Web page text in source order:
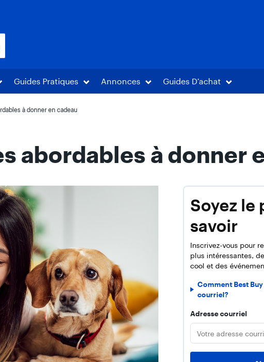
Guides Pratiques Annonces Guides D’achat
à donner en cadeau
abordables à donner
Soyez le
savoir
Inscrivez-vous pour
plus intéressantes,
cool et des
Comment Best
courriel?
Adresse courriel